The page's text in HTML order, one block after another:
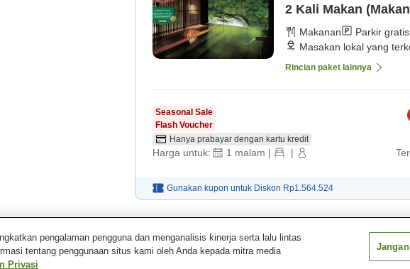
2 Kali Makan
Jepang] [Sarapan
Makanan Parkir gratis
Masakan lokal yang
Rincian paket lainnya
Seasonal Sale
Flash Voucher
Hanya prabayar dengan kartu kredit
Harga untuk: 1 malam | |
Gunakan kupon untuk Diskon Rp1.564.524
Tampilkan1
Kota Aizuwakamatsu Aizu-Higashiyama Onsen Shosuke no Yado Takinoyu
pengalaman pengguna dan menganalisis kinerja serta lalu lintas
tentang penggunaan situs kami oleh Anda kepada mitra media
Privasi